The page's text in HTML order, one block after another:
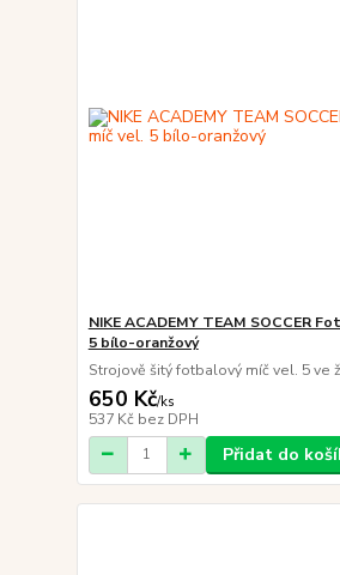
NIKE ACADEMY TEAM SOCCER
5 bílo-oranžový
Strojově šitý fotbalový míč vel. 5 ve
650 Kč/ks
537 Kč bez DPH
Přidat do